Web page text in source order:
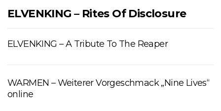
ELVENKING – Rites Of Disclosure
ELVENKING – A Tribute To The Reaper
WARMEN – Weiterer Vorgeschmack „Nine Lives“
online